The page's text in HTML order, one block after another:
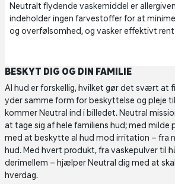
Neutralt flydende vaskemiddel er
indeholder ingen farvestoffer for at
og overfølsomhed, og vasker effektivt
BESKYT DIG OG DIN FAMILIE
Al hud er forskellig, hvilket gør det svært at
yder samme form for beskyttelse og pleje
kommer Neutral ind i billedet. Neutral
at tage sig af hele familiens hud; med
med at beskytte al hud mod irritation – fra
hud. Med hvert produkt, fra vaskepulver til
derimellem – hjælper Neutral dig med at
hverdag.